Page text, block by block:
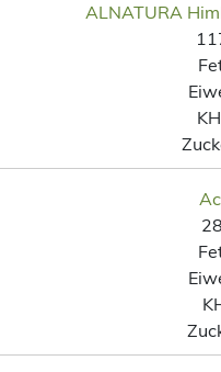
ALNATURA